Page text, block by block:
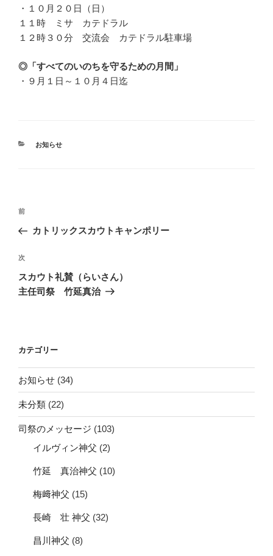
・１０月２０日（日）
１１時 ミサ カテドラル
１２時３０分 交流会 カテドラル駐車場
◎「すべてのいのちを守るための月間」
・９月１日～１０月４日迄
カ
お知らせ
投
ナ
ビ
ゲ
ー
前
の
稿
前
カトリックスカウトキャンポリー
次
の
投
次
スカウト礼賛（らいさん）
主任司祭 竹延真治
カテゴリー
お知らせ (34)
未分類 (22)
司祭のメッセージ (103)
イルヴィン神父 (2)
竹延 真治神父 (10)
梅﨑神父 (15)
長崎 壮 神父 (32)
昌川神父 (8)